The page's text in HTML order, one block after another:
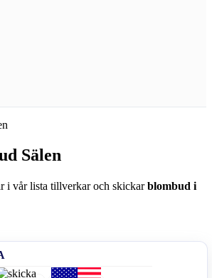
Sälen
i vår lista tillverkar och skickarblombud i